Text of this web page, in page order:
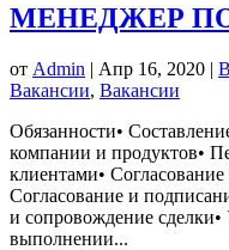
МЕНЕДЖЕР
от Admin | Апр 16, 2020 |
Вакансии, Вакансии
Обязанности•
компании и продуктов•
клиентами•
Согласование и
и сопровождение
выполнении...